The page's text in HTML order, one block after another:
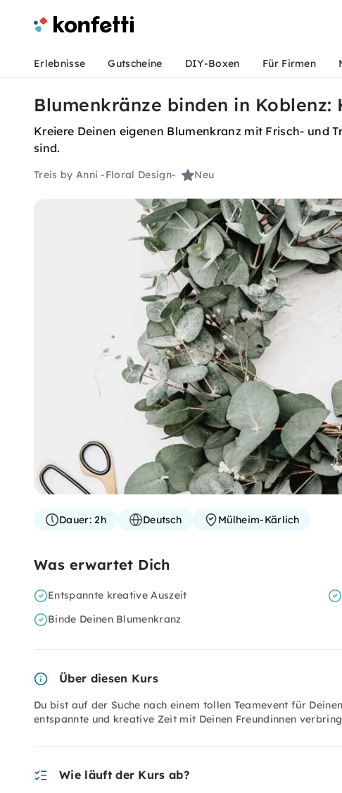
Erlebnisse Gutscheine DIY-Boxen Für Firmen
Blumenkränze binden in Koblenz:
Kreiere Deinen eigenen Blumenkranz mit Frisch- und
sind.
Treis by Anni -Floral Design- Neu
Dauer:2h Deutsch Mülheim-Kärlich
Was erwartet Dich
Entspannte kreative Auszeit
Binde Deinen Blumenkranz
Über diesen Kurs
Du bist auf der Suche nach einem tollen Teamevent für
entspannte und kreative Zeit mit Deinen Freundinnen
Wie läuft der Kurs ab?